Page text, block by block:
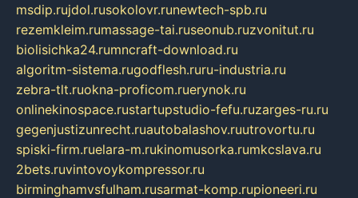
msdip.rujdol.rusokolovr.runewtech-spb.ru
rezemkleim.rumassage-tai.ruseonub.ruzvonitut.ru
biolisichka24.rumncraft-download.ru
algoritm-sistema.rugodflesh.ruru-industria.ru
zebra-tlt.ruokna-proficom.ruerynok.ru
onlinekinospace.rustartupstudio-fefu.ruzarges-ru.ru
gegenjustizunrecht.ruautobalashov.ruutrovortu.ru
spiski-firm.ruelara-m.rukinomusorka.rumkcslava.ru
2bets.ruvintovoykompressor.ru
birminghamvsfulham.rusarmat-komp.rupioneeri.ru